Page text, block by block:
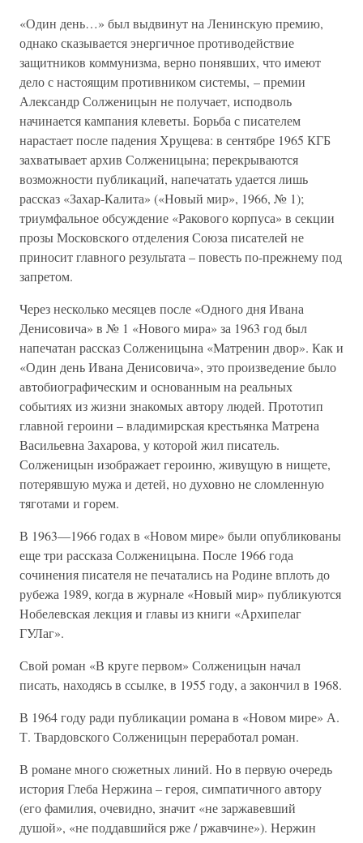
«Один день…» был выдвинут на Ленинскую премию,
однако сказывается энергичное противодействие
защитников коммунизма, верно понявших, что имеют
дело с настоящим противником системы, – премии
Александр Солженицын не получает, исподволь
начинается кампания клеветы. Борьба с писателем
нарастает после падения Хрущева: в сентябре 1965 КГБ
захватывает архив Солженицына; перекрываются
возможности публикаций, напечатать удается лишь
рассказ «Захар-Калита» («Новый мир», 1966, № 1);
триумфальное обсуждение «Ракового корпуса» в секции
прозы Московского отделения Союза писателей не
приносит главного результата – повесть по-прежнему под
запретом.
Через несколько месяцев после «Одного дня Ивана
Денисовича» в № 1 «Нового мира» за 1963 год был
напечатан рассказ Солженицына «Матренин двор». Как и
«Один день Ивана Денисовича», это произведение было
автобиографическим и основанным на реальных
событиях из жизни знакомых автору людей. Прототип
главной героини – владимирская крестьянка Матрена
Васильевна Захарова, у которой жил писатель.
Солженицын изображает героиню, живущую в нищете,
потерявшую мужа и детей, но духовно не сломленную
тяготами и горем.
В 1963—1966 годах в «Новом мире» были опубликованы
еще три рассказа Солженицына. После 1966 года
сочинения писателя не печатались на Родине вплоть до
рубежа 1989, когда в журнале «Новый мир» публикуются
Нобелевская лекция и главы из книги «Архипелаг
ГУЛаг».
Свой роман «В круге первом» Солженицын начал
писать, находясь в ссылке, в 1955 году, а закончил в 1968.
В 1964 году ради публикации романа в «Новом мире» А.
Т. Твардовского Солженицын переработал роман.
В романе много сюжетных линий. Но в первую очередь
история Глеба Нержина – героя, симпатичного автору
(его фамилия, очевидно, значит «не заржавевший
душой», «не поддавшийся рже / ржавчине»). Нержин